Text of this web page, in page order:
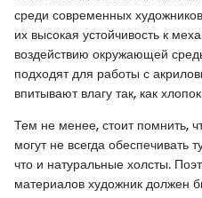
среди современных
их высокая устойчивость к
воздействию окружающей
подходят для работы с
впитывают влагу так, как
Тем не менее, стоит помнить,
могут не всегда обеспечивать
что и натуральные холсты.
материалов художник должен